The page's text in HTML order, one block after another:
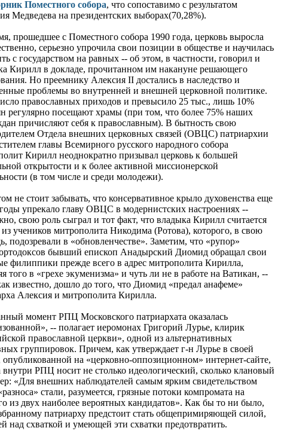
Поместного собора, что сопоставимо с результатом
Медведева на президентских выборах(70,28%).
прошедшее с Поместного собора 1990 года, церковь выросла
серьезно упрочила свои позиции в обществе и научилась
с государством на равных -- об этом, в частности, говорил и
Кирилл в докладе, прочитанном им накануне решающего
Но преемнику Алексия II достались в наследство и
проблемы во внутренней и внешней церковной политике.
православных приходов и превысило 25 тыс., лишь 10%
регулярно посещают храмы (при том, что более 75% наших
причисляют себя к православным). В бытность свою
Отдела внешних церковных связей (ОВЦС) патриархии
главы Всемирного русского народного собора
Кирилл неоднократно призывал церковь к большей
открытости и к более активной миссионерской
(в том числе и среди молодежи).
не стоит забывать, что консервативное крыло духовенства еще
упрекало главу ОВЦС в модернистских настроениях --
свою роль сыграл и тот факт, что владыка Кирилл считается
учеников митрополита Никодима (Ротова), которого, в свою
подозревали в «обновленчестве». Заметим, что «рупор»
бывший епископ Анадырский Диомид обращал свои
филиппики прежде всего в адрес митрополита Кирилла,
того в «грехе экуменизма» и чуть ли не в работе на Ватикан, --
известно, дошло до того, что Диомид «предал анафеме»
Алексия и митрополита Кирилла.
момент РПЦ Московского патриархата оказалась
-- полагает иеромонах Григорий Лурье, клирик
православной церкви», одной из альтернативных
группировок. Причем, как утверждает г-н Лурье в своей
опубликованной на «церковно-оппозиционном» интернет-сайте,
внутри РПЦ носит не столько идеологический, сколько клановый
«Для внешних наблюдателей самым ярким свидетельством
стали, разумеется, грязные потоки компромата на
из двух наиболее вероятных кандидатов». Как бы то ни было,
патриарху предстоит стать общепримиряющей силой,
над схваткой и умеющей эти схватки предотвратить.